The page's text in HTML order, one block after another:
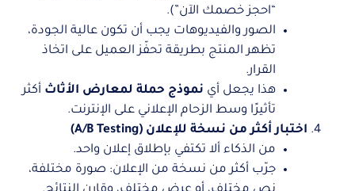
“احجز خصمك الآن”).
الصور والفيديوهات يجب أن تكون عالية الجودة،
تظهر المنتج بطريقة تحفّز العميل على اتخاذ
القرار.
هذا يجعل أي نموذج حملة لمعارض الأثاث أكثر
تأثيرًا وسط الزحام الإعلاني على الإنترنت.
اختبار أكثر من نسخة للإعلان (A/B Testing)
من الذكاء ألا تكتفي بإطلاق إعلان واحد.
جرّب أكثر من نسخة من الإعلان: صورة مختلفة،